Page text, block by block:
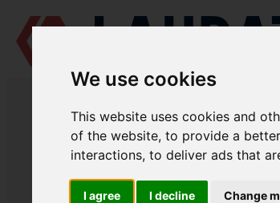
We use cookies
This website uses cookies and
of the website,to provide a
interactions,to deliver ads that
I agree I decline Change
LAUDAT SUPPLY
AGCO POWER (VALMET / SISU DIESEL)
612 DSBG
ГРУПА: КОЛПАК КРИШКИ ЦИЛІНДРІВ